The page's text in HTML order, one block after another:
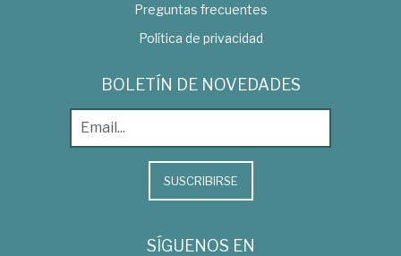
Preguntas frecuentes
Política de privacidad
BOLETÍN DE NOVEDADES
SUSCRIBIRSE
SÍGUENOS EN